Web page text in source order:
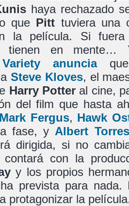
haya rechazado
que Pitt tuviera una
la película. Si fuera
tienen en mente…
Variety anuncia
aSteve Kloves, el
Harry Potter al cine,
del film que hasta
Mark Fergus, Hawk
fase, y Albert Torres
dirigida, si no
con la
y los propios
prevista para
protagonizar la